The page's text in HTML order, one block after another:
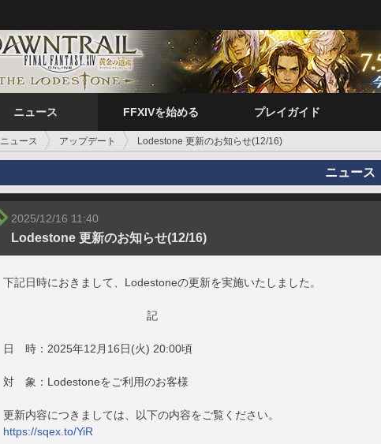
ニュース FFXIVを始める プレイガイド
ニュース アップデート Lodestone 更新のお知らせ(12/16)
ニュース
2025/12/16 11:40
Lodestone 更新のお知らせ(12/16)
下記日時におきまして、Lodestoneの更新を実施いたしました。
記
日 時：2025年12月16日(火) 20:00頃
対 象：Lodestoneをご利用のお客様
更新内容につきましては、以下の内容をご覧ください。
https://sqex.to/YiR